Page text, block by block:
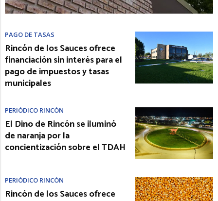
PAGO DE TASAS
Rincón de los Sauces ofrece
financiación sin interés para el
pago de impuestos y tasas
municipales
PERIÓDICO RINCÓN
El Dino de Rincón se iluminó
de naranja por la
concientización sobre el TDAH
PERIÓDICO RINCÓN
Rincón de los Sauces ofrece